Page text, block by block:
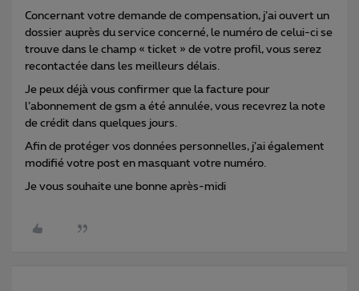
Concernant votre demande de compensation, j’ai ouvert un
dossier auprès du service concerné, le numéro de celui-ci se
trouve dans le champ « ticket » de votre profil, vous serez
recontactée dans les meilleurs délais.
Je peux déjà vous confirmer que la facture pour
l’abonnement de gsm a été annulée, vous recevrez la note
de crédit dans quelques jours.
Afin de protéger vos données personnelles, j’ai également
modifié votre post en masquant votre numéro.
Je vous souhaite une bonne après-midi